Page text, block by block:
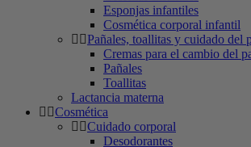
Esponjas infantiles
Cosmética corporal infantil
Pañales, toallitas y cuidado del
Cremas para el cambio del
Pañales
Toallitas
Lactancia materna
Cosmética
Cuidado corporal
Desodorantes